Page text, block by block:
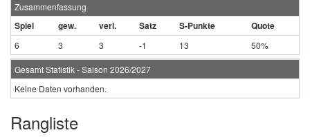
Zusammenfassung
Spiel gew. verl. Satz S-Punkte Quote
6 3 3 -1 13 50%
Gesamt Statistik - Saison 2026/2027
Keine Daten vorhanden.
Rangliste